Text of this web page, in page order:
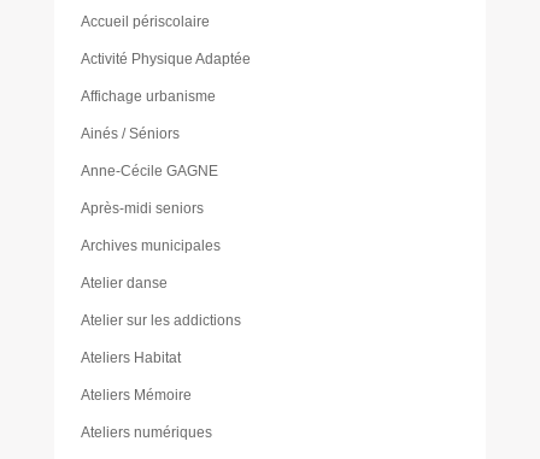
Accueil périscolaire
Activité Physique Adaptée
Affichage urbanisme
Ainés / Séniors
Anne-Cécile GAGNE
Après-midi seniors
Archives municipales
Atelier danse
Atelier sur les addictions
Ateliers Habitat
Ateliers Mémoire
Ateliers numériques